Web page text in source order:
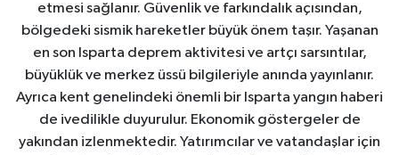
etmesi sağlanır. Güvenlik ve farkındalık açısından,
bölgedeki sismik hareketler büyük önem taşır. Yaşanan
en son Isparta deprem aktivitesi ve artçı sarsıntılar,
büyüklük ve merkez üssü bilgileriyle anında yayınlanır.
Ayrıca kent genelindeki önemli bir Isparta yangın haberi
de ivedilikle duyurulur. Ekonomik göstergeler de
yakından izlenmektedir. Yatırımcılar ve vatandaşlar için